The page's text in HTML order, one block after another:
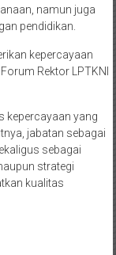
namun juga
pendidikan.
kepercayaan
Rektor LPTKNI
kepercayaan yang
jabatan sebagai
sebagai
strategi
kualitas